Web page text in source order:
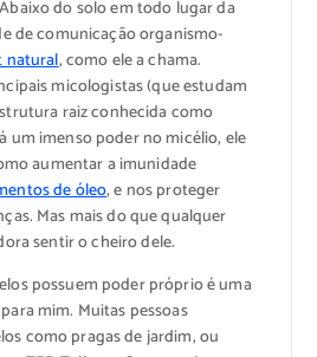
do solo em todo lugar da
de comunicação organismo-
natural, como ele a chama.
micologistas (que estudam
raiz conhecida como
um imenso poder no micélio, ele
aumentar a imunidade
de óleo, e nos proteger
Mas mais do que qualquer
sentir o cheiro dele.
possuem poder próprio é uma
mim. Muitas pessoas
como pragas de jardim, ou